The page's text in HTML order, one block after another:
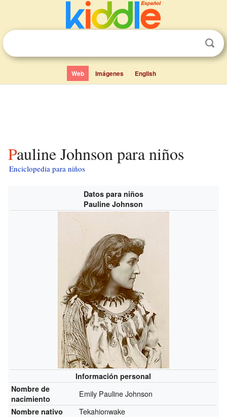
Web Imágenes English
Pauline Johnson para niños
Enciclopedia para niños
Datos para niños
Pauline Johnson
Información personal
Nombre de
nacimiento
Emily Pauline Johnson
Nombre nativo Tekahionwake